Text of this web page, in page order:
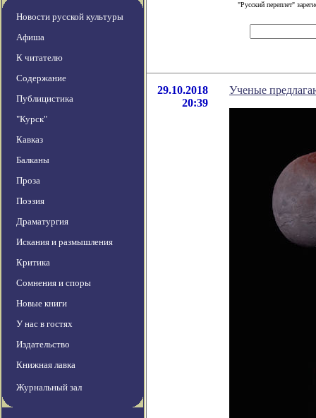
Новости русской культуры
Афиша
К читателю
Содержание
Публицистика
"Курск"
Кавказ
Балканы
Проза
Поэзия
Драматургия
Искания и размышления
Критика
Сомнения и споры
Новые книги
У нас в гостях
Издательство
Книжная лавка
Журнальный зал
"Русский переплет"
29.10.2018
20:39
Ученые